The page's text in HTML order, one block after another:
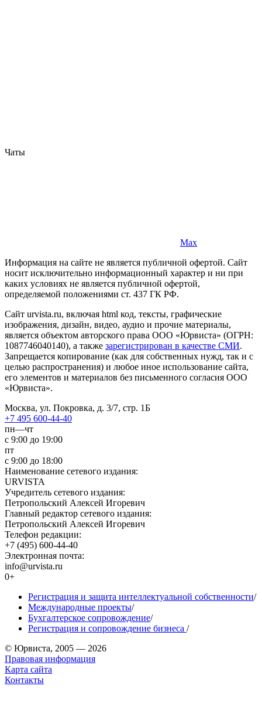
Чаты
Max
Информация на сайте не является публичной офертой. Cайт
носит исключительно информационный характер и ни при
каких условиях не является публичной офертой,
определяемой положениями ст. 437 ГК РФ.
Сайт urvista.ru, включая html код, тексты, графические
изображения, дизайн, видео­, аудио­ и прочие материалы,
является объектом авторского права ООО «Юрвиста» (ОГРН:
1087746040140), а также зарегистрирован в качестве СМИ.
Запрещается копирование (как для собственных нужд, так и с
целью распространения) и любое иное использование сайта,
его элементов и материалов без письменного согласия ООО
«Юрвиста».
Москва, ул. Покровка, д. 3/7, стр. 1Б
+7 495 600-44-40
пн—чт
с 9:00 до 19:00
пт
с 9:00 до 18:00
Наименование сетевого издания:
URVISTA
Учредитель сетевого издания:
Петропольский Алексей Игоревич
Главный редактор сетевого издания:
Петропольский Алексей Игоревич
Телефон редакции:
+7 (495) 600-44-40
Электронная почта:
info@urvista.ru
0+
Регистрация и защита интеллектуальной собственности/
Международные проекты/
Бухгалтерское сопровождение/
Регистрация и сопровождение бизнеса /
© Юрвиста, 2005 — 2026
Правовая информация
Карта сайта
Контакты